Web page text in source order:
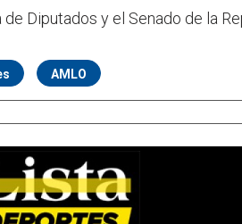
de Diputados y el Senado de la
AMLO